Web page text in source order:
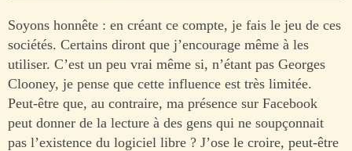
Soyons honnête : en créant ce compte, je fais le jeu de ces
sociétés. Certains diront que j’encourage même à les
utiliser. C’est un peu vrai même si, n’étant pas Georges
Clooney, je pense que cette influence est très limitée.
Peut-être que, au contraire, ma présence sur Facebook
peut donner de la lecture à des gens qui ne soupçonnait
pas l’existence du logiciel libre ? J’ose le croire, peut-être